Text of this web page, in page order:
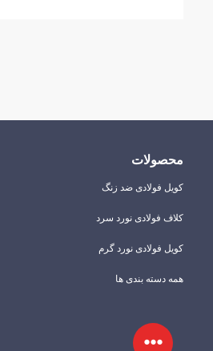
محصولات
کویل فولادی ضد زنگ
کلاف فولادی نورد سرد
کویل فولادی نورد گرم
همه دسته بندی ها